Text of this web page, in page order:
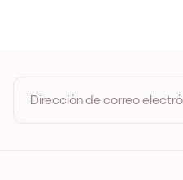
Dirección de correo